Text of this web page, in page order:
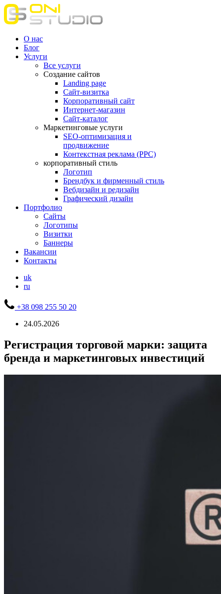
О нас
Блог
Услуги
Все услуги
Создание сайтов
Landing page
Сайт-визитка
Корпоративный сайт
Интернет-магазин
Сайт-каталог
Маркетинговые услуги
SEO-оптимизация и
продвижение
Контекстная реклама (РРС)
корпоративный стиль
Логотип
Брендбук и фирменный стиль
Вебдизайн и редизайн
Графический дизайн
Портфолио
Сайты
Логотипы
Визитки
Баннеры
Вакансии
Контакты
uk
ru
+38 098 255 50 20
24.05.2026
Регистрация торговой марки: защита
бренда и маркетинговых инвестиций